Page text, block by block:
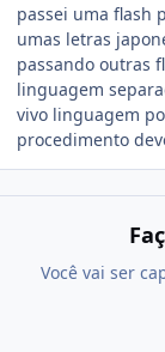
passei uma flash
umas letras
passando outras
linguagem
vivo linguagem
procedimento
Você vai ser